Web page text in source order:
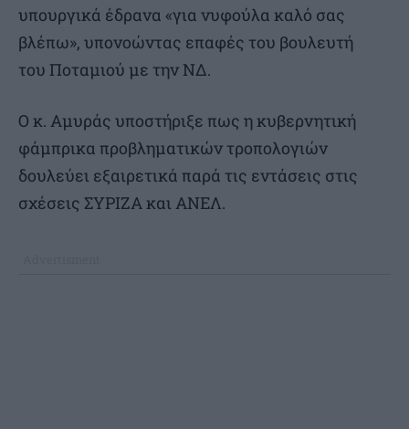
υπουργικά έδρανα «για νυφούλα καλό σας
βλέπω», υπονοώντας επαφές του βουλευτή
του Ποταμιού με την ΝΔ.
Ο κ. Αμυράς υποστήριξε πως η κυβερνητική
φάμπρικα προβληματικών τροπολογιών
δουλεύει εξαιρετικά παρά τις εντάσεις στις
σχέσεις ΣΥΡΙΖΑ και ΑΝΕΛ.